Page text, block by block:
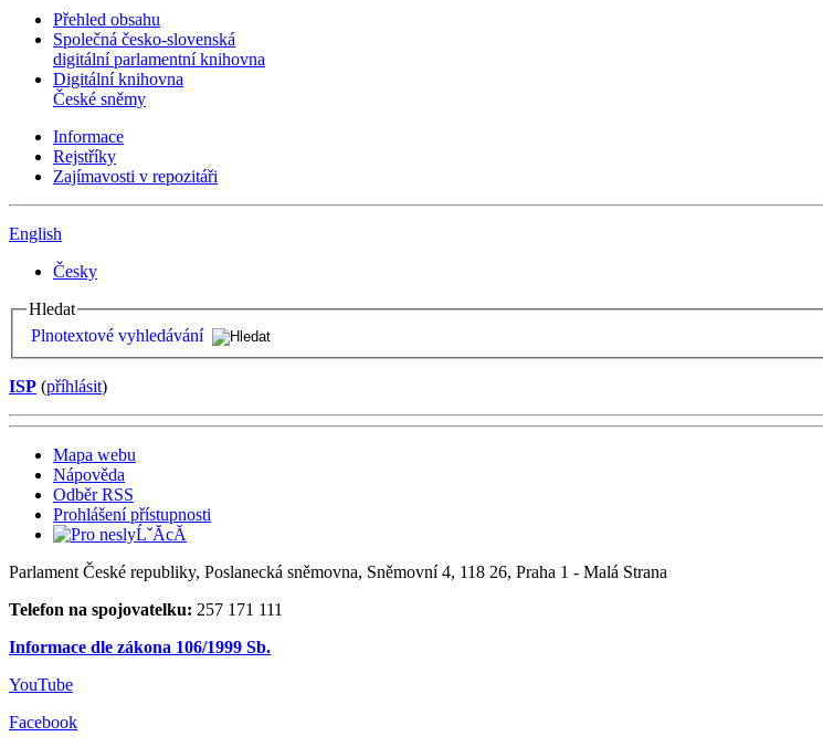
Přehled obsahu
Společná česko-slovenská
digitální parlamentní knihovna
Digitální knihovna
České sněmy
Informace
Rejstříky
Zajímavosti v repozitáři
English
Česky
Hledat
Plnotextové vyhledávání
ISP (příhlásit)
Mapa webu
Nápověda
Odběr RSS
Prohlášení přístupnosti
Parlament České republiky, Poslanecká sněmovna, Sněmovní 4, 118 26, Praha 1 - Malá Strana
Telefon na spojovatelku: 257 171 111
Informace dle zákona 106/1999 Sb.
YouTube
Facebook